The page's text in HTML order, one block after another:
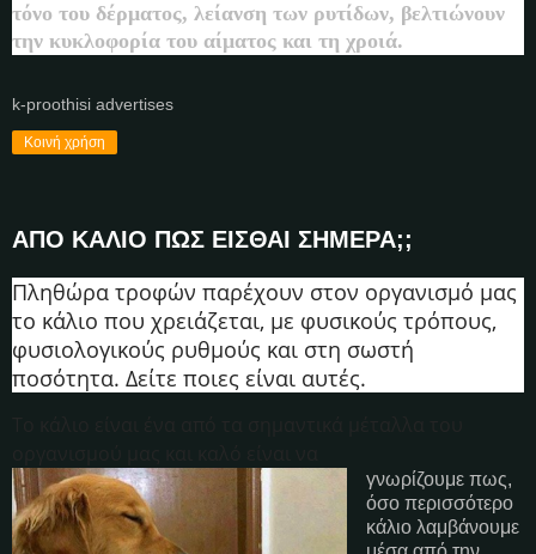
τόνο του δέρματος, λείανση των ρυτίδων, βελτιώνουν
την κυκλοφορία του αίματος και τη χροιά.
k-proothisi advertises
Κοινή χρήση
ΑΠΟ ΚΑΛΙΟ ΠΩΣ ΕΙΣΘΑΙ ΣΗΜΕΡΑ;;
Πληθώρα τροφών παρέχουν στον οργανισμό μας
το κάλιο που χρειάζεται, με φυσικούς τρόπους,
φυσιολογικούς ρυθμούς και στη σωστή
ποσότητα. Δείτε ποιες είναι αυτές.
γνωρίζουμε πως,
όσο περισσότερο
κάλιο λαμβάνουμε